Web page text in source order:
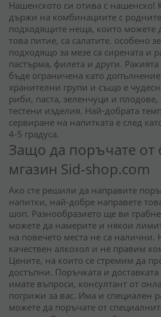
Нашенското си отива с нашенско!
държи на комбинациите с
подходящите неща, които можете
това питие, са салатите. особено
подходящо за мезе са сирената и
пастърма, филета и други.
бъде ограничена като
хранителни групи и също е
риби, паста, зеленчуци и плодове,
тестени изделия. Най-добрата
сервиране на напитката е след
4-5 градуса.
Защо да поръчате от
мгазин Sid-shop.com
Ако сте решили да направите
напитки, най-добре направете
шоп. Разнообразието ще ви
можете да намерите и някои
на повечето места не са налични.
качествен алкохол и не правим
Цените, на които се стремим да
достъпни. Поръчката и доставката
имате въпроси, консултант от
погрижи за вас. Има и специален
можете да поръчате от